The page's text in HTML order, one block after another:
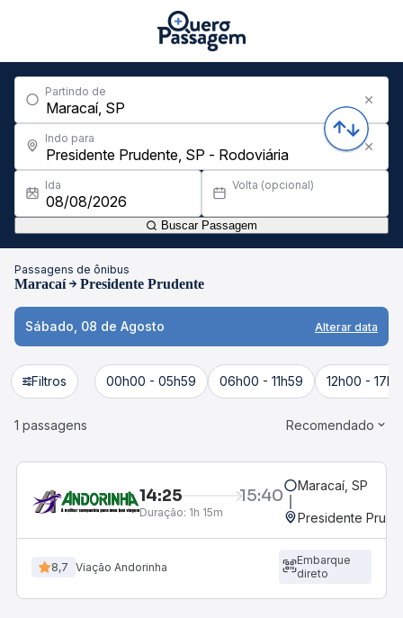
Partindo de
Indo para
Ida Volta (opcional)
Buscar Passagem
Passagens de ônibus
Maracaí Presidente Prudente
Sábado, 08 de Agosto Alterar data
Filtros 00h00 - 05h59 06h00 - 11h59 12h00 -
1 passagens Recomendado
14:25 15:40
Duração: 1h 15m
Maracaí, SP
Presidente
8,7 Viação Andorinha
Embarque
direto